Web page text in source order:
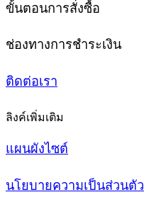
ขั้นตอนการสั่งซื้อ
ช่องทางการชำระเงิน
ติดต่อเรา
ลิงค์เพิ่มเติม
แผนผังไซต์
นโยบายความเป็นส่วนตัว